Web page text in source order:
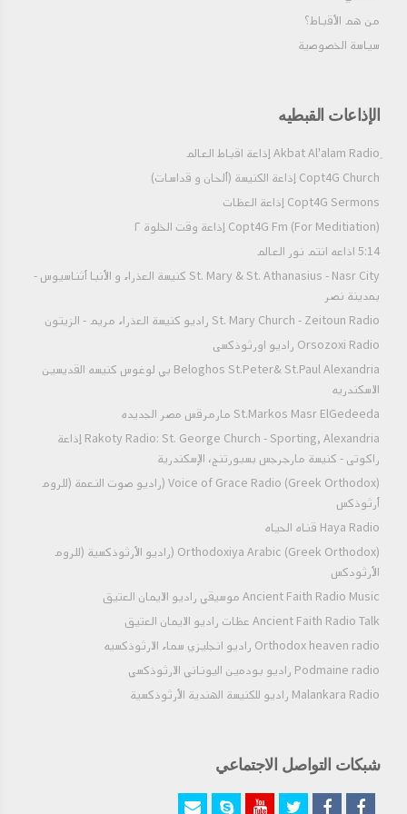
من هم الأقباط؟‎
سياسة الخصوصية
الإذاعات القبطيه
Copt4G Church إذاعة الكنيسة (ألحان و قداسات)
Copt4G Sermons إذاعة العظات
Copt4G Fm (For Meditiation) إذاعة وقت الخلوة ٢
5:14 اذاعه انتم نور العالم
St. Mary & St. Athanasius - Nasr City كنيسة العذراء و الأنبا أثناسيوس -
بمدينة نصر
St. Mary Church - Zeitoun Radio راديو كنيسة العذراء مريم - الزيتون
Orsozoxi Radio راديو اورثوذكسى
Beloghos St.Peter& St.Paul Alexandria بي لوغوس كنيسه القديسين
الاسكندريه
St.Markos Masr ElGedeeda مارمرقس مصر الجديده
Rakoty Radio: St. George Church - Sporting, Alexandria إذاعة
راكوتى - كنيسة مارجرجس بسبورتنج، الإسكندرية
Voice of Grace Radio (Greek Orthodox) (راديو صوت النعمة (للروم
أرثوذكس
Haya Radio قناه الحياه
Orthodoxiya Arabic (Greek Orthodox) (راديو الأرثوذكسية (للروم
الأرثودكس
Ancient Faith Radio Music موسيقي راديو الايمان العتيق
Ancient Faith Radio Talk عظات راديو الايمان العتيق
Orthodox heaven radio راديو انجليزي سماء الارثوذكسيه
Podmaine radio راديو بودمين اليوناني الارثوذكسي
Malankara Radio راديو للكنيسة الهندية الأرثوذكسية
شبكات التواصل الاجتماعي